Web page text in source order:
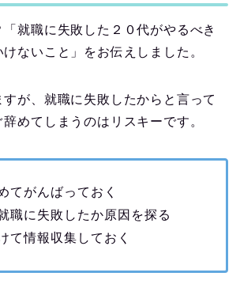
就職に失敗した２０代がやるべき
ないこと」をお伝えしました。
が、就職に失敗したからと言って
めてしまうのはリスキーです。
てがんばっておく
職に失敗したか原因を探る
て情報収集しておく